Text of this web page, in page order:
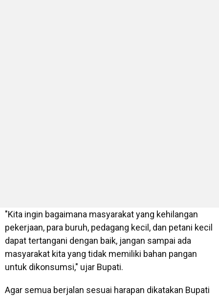
"Kita ingin bagaimana masyarakat yang kehilangan
pekerjaan, para buruh, pedagang kecil, dan petani kecil
dapat tertangani dengan baik, jangan sampai ada
masyarakat kita yang tidak memiliki bahan pangan
untuk dikonsumsi," ujar Bupati.
Agar semua berjalan sesuai harapan dikatakan Bupati